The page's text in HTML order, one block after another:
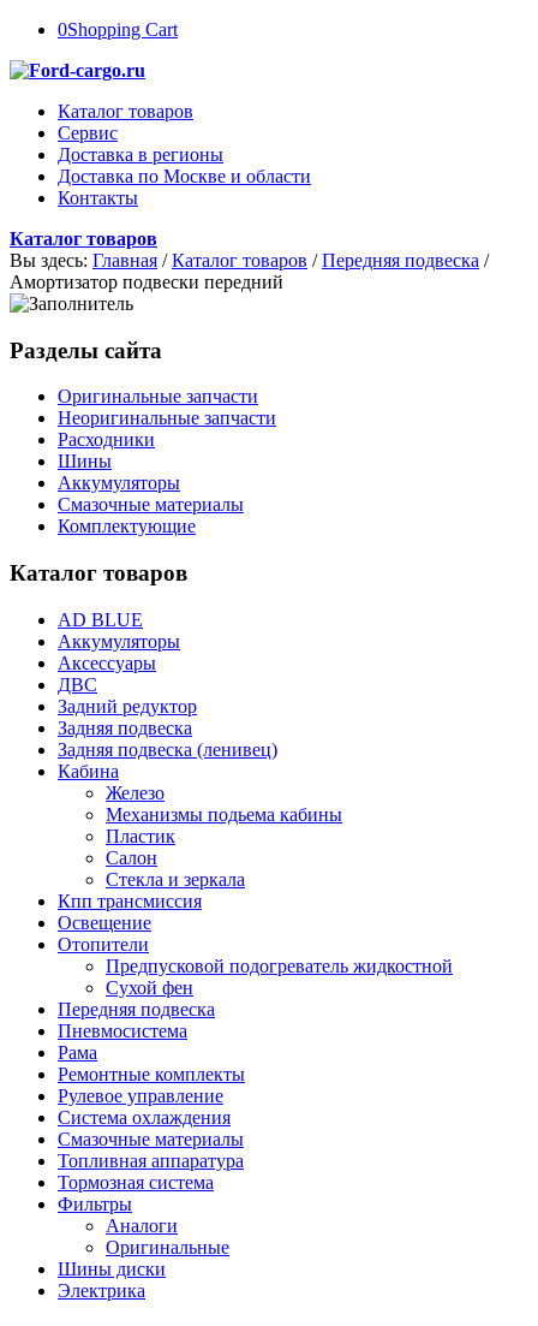
0Shopping Cart
Каталог товаров
Сервис
Доставка в регионы
Доставка по Москве и области
Контакты
Каталог товаров
Вы здесь: Главная / Каталог товаров / Передняя подвеска /
Амортизатор подвески передний
Разделы сайта
Оригинальные запчасти
Неоригинальные запчасти
Расходники
Шины
Аккумуляторы
Смазочные материалы
Комплектующие
Каталог товаров
AD BLUE
Аккумуляторы
Аксессуары
ДВС
Задний редуктор
Задняя подвеска
Задняя подвеска (ленивец)
Кабина
Железо
Механизмы подьема кабины
Пластик
Салон
Стекла и зеркала
Кпп трансмиссия
Освещение
Отопители
Предпусковой подогреватель жидкостной
Сухой фен
Передняя подвеска
Пневмосистема
Рама
Ремонтные комплекты
Рулевое управление
Система охлаждения
Смазочные материалы
Топливная аппаратура
Тормозная система
Фильтры
Аналоги
Оригинальные
Шины диски
Электрика